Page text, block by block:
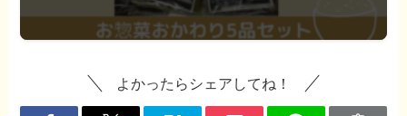
よかったらシェアしてね！